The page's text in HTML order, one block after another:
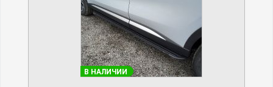
В НАЛИЧИИ